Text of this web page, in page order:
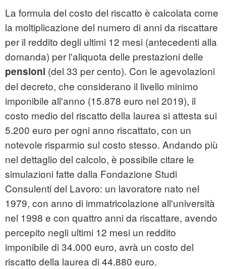
La formula del costo del riscatto è calcolata come
la moltiplicazione del numero di anni da riscattare
per il reddito degli ultimi 12 mesi (antecedenti alla
domanda) per l'aliquota delle prestazioni delle
pensioni (del 33 per cento). Con le agevolazioni
del decreto, che considerano il livello minimo
imponibile all'anno (15.878 euro nel 2019), il
costo medio del riscatto della laurea si attesta sui
5.200 euro per ogni anno riscattato, con un
notevole risparmio sul costo stesso. Andando più
nel dettaglio del calcolo, è possibile citare le
simulazioni fatte dalla Fondazione Studi
Consulenti del Lavoro: un lavoratore nato nel
1979, con anno di immatricolazione all'università
nel 1998 e con quattro anni da riscattare, avendo
percepito negli ultimi 12 mesi un reddito
imponibile di 34.000 euro, avrà un costo del
riscatto della laurea di 44.880 euro.